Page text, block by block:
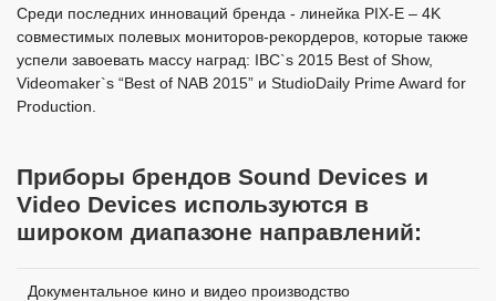
Среди последних инноваций бренда - линейка PIX-E – 4K
совместимых полевых мониторов-рекордеров, которые также
успели завоевать массу наград: IBC`s 2015 Best of Show,
Videomaker`s “Best of NAB 2015” и StudioDaily Prime Award for
Production.
Приборы брендов Sound Devices и
Video Devices используются в
широком диапазоне направлений:
Документальное кино и видео производство